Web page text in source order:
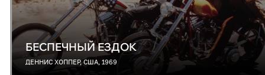
БЕСПЕЧНЫЙ ЕЗДОК
ДЕННИС ХОППЕР, США, 1969